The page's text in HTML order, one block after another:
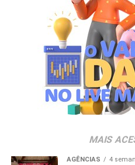
desenhar o futuro e criar
marcas e pessoas.
Ao longo de 10 anos, a
visão em prática, ampliando
experience, trade marketing,
inteligência de dados para
negócio. A celebração
MAIS
AGÊNCIAS 4